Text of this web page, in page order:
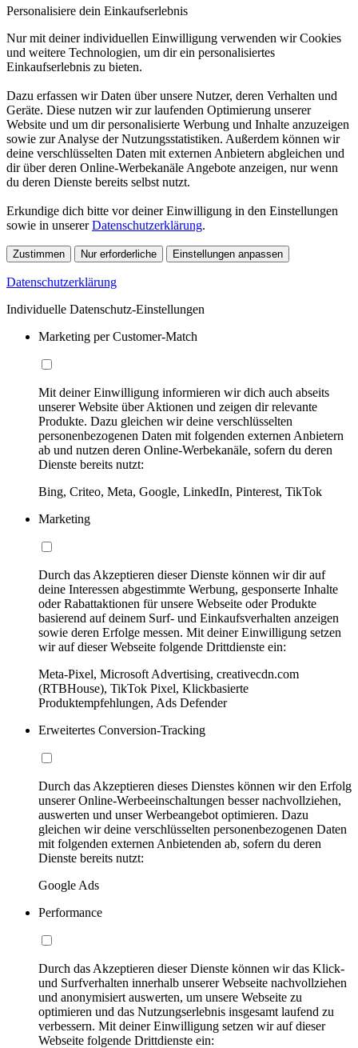
Personalisiere dein Einkaufserlebnis
Nur mit deiner individuellen Einwilligung verwenden wir Cookies
und weitere Technologien, um dir ein personalisiertes
Einkaufserlebnis zu bieten.
Dazu erfassen wir Daten über unsere Nutzer, deren Verhalten und
Geräte. Diese nutzen wir zur laufenden Optimierung unserer
Website und um dir personalisierte Werbung und Inhalte anzuzeigen
sowie zur Analyse der Nutzungsstatistiken. Außerdem können wir
deine verschlüsselten Daten mit externen Anbietern abgleichen und
dir über deren Online-Werbekanäle Angebote anzeigen, nur wenn
du deren Dienste bereits selbst nutzt.
Erkundige dich bitte vor deiner Einwilligung in den Einstellungen
sowie in unsererDatenschutzerklärung.
Zustimmen Nur erforderliche Einstellungen anpassen
Datenschutzerklärung
Individuelle Datenschutz-Einstellungen
Marketing per Customer-Match
Mit deiner Einwilligung informieren wir dich auch abseits
unserer Website über Aktionen und zeigen dir relevante
Produkte. Dazu gleichen wir deine verschlüsselten
personenbezogenen Daten mit folgenden externen Anbietern
ab und nutzen deren Online-Werbekanäle, sofern du deren
Dienste bereits nutzt:
Bing, Criteo, Meta, Google, LinkedIn, Pinterest, TikTok
Marketing
Durch das Akzeptieren dieser Dienste können wir dir auf
deine Interessen abgestimmte Werbung, gesponserte Inhalte
oder Rabattaktionen für unsere Webseite oder Produkte
basierend auf deinem Surf- und Einkaufsverhalten anzeigen
sowie deren Erfolge messen. Mit deiner Einwilligung setzen
wir auf dieser Webseite folgende Drittdienste ein:
Meta-Pixel, Microsoft Advertising, creativecdn.com
(RTBHouse), TikTok Pixel, Klickbasierte
Produktempfehlungen, Ads Defender
Erweitertes Conversion-Tracking
Durch das Akzeptieren dieses Dienstes können wir den Erfolg
unserer Online-Werbeeinschaltungen besser nachvollziehen,
auswerten und unser Werbeangebot optimieren. Dazu
gleichen wir deine verschlüsselten personenbezogenen Daten
mit folgenden externen Anbietenden ab, sofern du deren
Dienste bereits nutzt:
Google Ads
Performance
Durch das Akzeptieren dieser Dienste können wir das Klick-
und Surfverhalten innerhalb unserer Webseite nachvollziehen
und anonymisiert auswerten, um unsere Webseite zu
optimieren und das Nutzungserlebnis insgesamt laufend zu
verbessern. Mit deiner Einwilligung setzen wir auf dieser
Webseite folgende Drittdienste ein: